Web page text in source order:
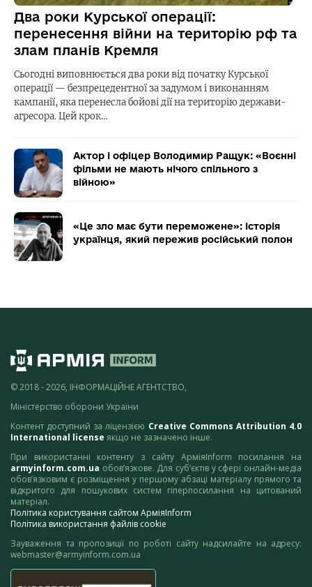
Два роки Курської операції:
перенесення війни на територію рф та
злам планів Кремля
Сьогодні виповнюється два роки від початку Курської
операції — безпрецедентної за задумом і виконанням
кампанії, яка перенесла бойові дії на територію держави-
агресора. Цей крок…
Актор і офіцер Володимир Ращук: «Воєнні
фільми не мають нічого спільного з
війною»
«Це зло має бути переможене»: історія
українця, який пережив російський полон
© 2018 - 2026, ІНФОРМАЦІЙНЕ АГЕНТСТВО,
Міністерство оборони України
Контент доступний за ліцензією Creative Commons Attribution 4.0
International license якщо не зазначено інше.
При використанні контенту з сайту АрміяInform посилання на
armyinform.com.ua обов’язкове. Для суб’єктів у сфері онлайн-медіа
обов’язковим є розміщення у першому абзаці матеріалу прямого та
відкритого для пошукових систем гіперпосилання на цитований
матеріал.
Політика користування сайтом АрміяInform
Політика використання файлів cookie
Зауваження та пропозиції по роботі сайту надсилайте на адресу:
webmaster@armyinform.com.ua